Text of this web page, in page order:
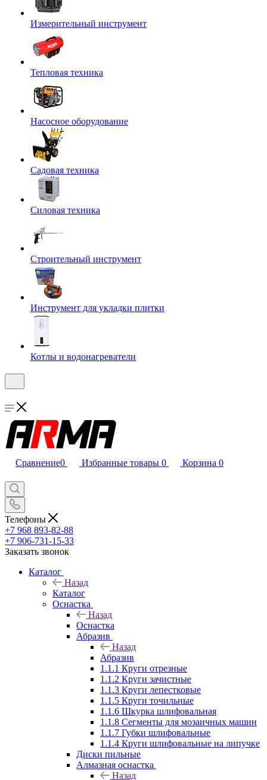
Измерительный инструмент
Тепловая техника
Насосное оборудование
Садовая техника
Силовая техника
Строительный инструмент
Инструмент для укладки плитки
Котлы и водонагреватели
Сравнение0 Избранные товары 0 Корзина 0
Телефоны
+7 968 893-82-88
+7 906-731-15-33
Заказать звонок
Каталог
Назад
Каталог
Оснастка
Назад
Оснастка
Абразив
Назад
Абразив
1.1.1 Круги отрезные
1.1.2 Круги зачистные
1.1.3 Круги лепестковые
1.1.5 Круги точильные
1.1.6 Шкурка шлифовальная
1.1.8 Сегменты для мозаичных машин
1.1.7 Губки шлифовальные
1.1.4 Круги шлифовальные на липучке
Диски пильные
Алмазная оснастка
Назад